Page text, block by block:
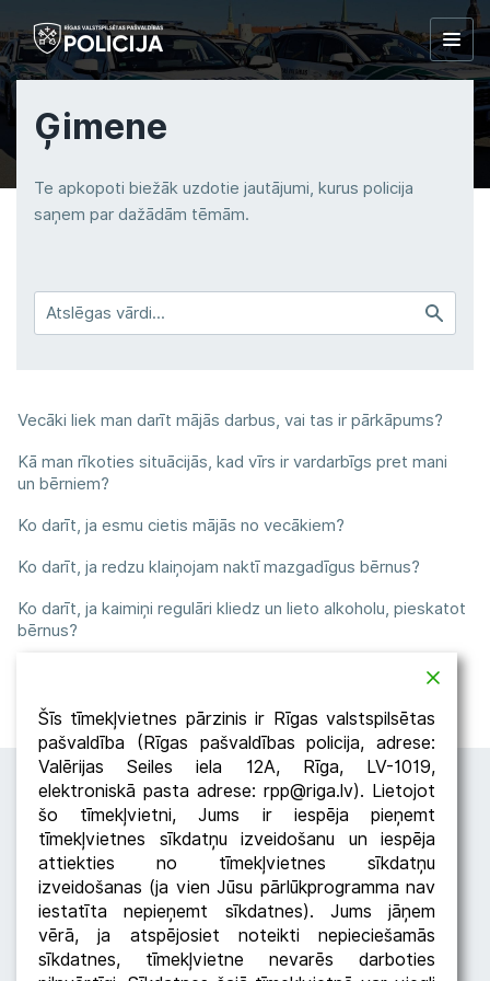
Ģimene
Te apkopoti biežāk uzdotie jautājumi, kurus policija
saņem par dažādām tēmām.
vārdus
Vecāki liek man darīt mājās darbus, vai tas ir pārkāpums?
Kā man rīkoties situācijās, kad vīrs ir vardarbīgs pret mani
un bērniem?
Ko darīt, ja esmu cietis mājās no vecākiem?
Ko darīt, ja redzu klaiņojam naktī mazgadīgus bērnus?
Ko darīt, ja kaimiņi regulāri kliedz un lieto alkoholu, pieskatot
bērnus?
Seko RPP
Šīs tīmekļvietnes pārzinis ir Rīgas valstspilsētas
pašvaldība (Rīgas pašvaldības policija, adrese:
Valērijas Seiles iela 12A, Rīga, LV-1019,
elektroniskā pasta adrese: rpp@riga.lv). Lietojot
šo tīmekļvietni, Jums ir iespēja pieņemt
tīmekļvietnes sīkdatņu izveidošanu un iespēja
attiekties no tīmekļvietnes sīkdatņu
izveidošanas (ja vien Jūsu pārlūkprogramma nav
iestatīta nepieņemt sīkdatnes). Jums jāņem
vērā, ja atspējosiet noteikti nepieciešamās
sīkdatnes, tīmekļvietne nevarēs darboties